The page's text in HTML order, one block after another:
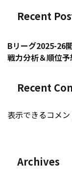
Recent
Bリーグ2025-26
戦力分析＆順位
Recent
表示できるコメン
Archives